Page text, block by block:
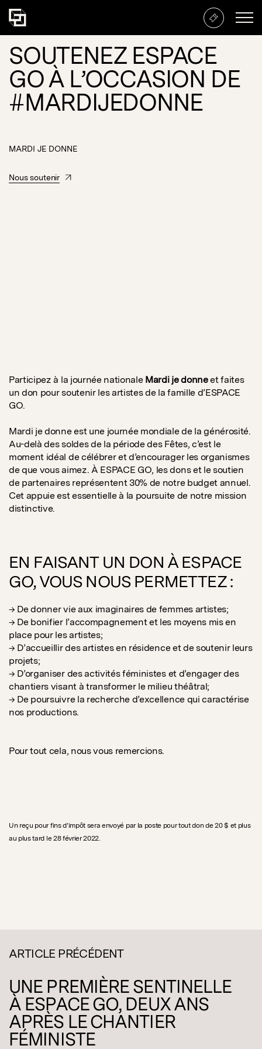
SOUTENEZ ESPACE
GO À L’OCCASION DE
#MARDIJEDONNE
MARDI JE DONNE
Nous soutenir
Participez à la journée nationale Mardi je donneet faites
un don pour soutenir les artistes de la famille d’ESPACE
GO.
Mardi je donne est une journée mondiale de la générosité.
Au-delà des soldes de la période des Fêtes, c’est le
moment idéal de célébrer et d’encourager les organismes
de que vous aimez. À ESPACE GO, les dons et le soutien
de partenaires représentent 30% de notre budget annuel.
Cet appuie est essentielle à la poursuite de notre mission
distinctive.
EN FAISANT UN DON À ESPACE
GO, VOUS NOUS PERMETTEZ :
→ De donner vie aux imaginaires de femmes artistes;
→ De bonifier l’accompagnement et les moyens mis en
place pour les artistes;
→ D’accueillir des artistes en résidence et de soutenir leurs
projets;
→ D’organiser des activités féministes et d’engager des
chantiers visant à transformer le milieu théâtral;
→ De poursuivre la recherche d’excellence qui caractérise
nos productions.
Pour tout cela, nous vous remercions.
Un reçu pour fins d’impôt sera envoyé par la poste pour tout don de 20 $ et plus
au plus tard le 28 février 2022.
ARTICLE PRÉCÉDENT
UNE PREMIÈRE SENTINELLE
À ESPACE GO, DEUX ANS
APRÈS LE CHANTIER
FÉMINISTE